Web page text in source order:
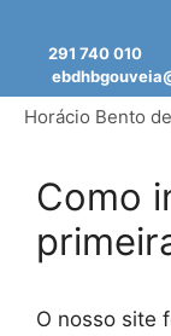
291 740
Horácio Bento
Como
O nosso site